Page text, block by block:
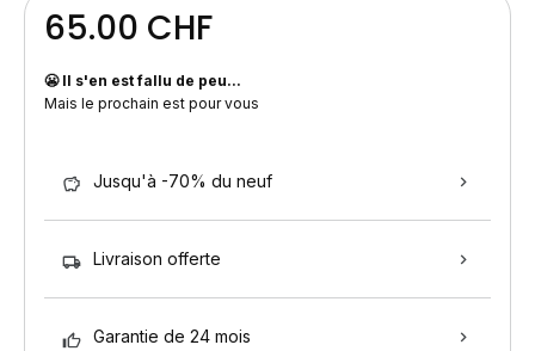
65.00 CHF
😬 Il s'en est fallu de peu...
Mais le prochain est pour vous
Jusqu'à -70% du neuf
Livraison offerte
Garantie de 24 mois